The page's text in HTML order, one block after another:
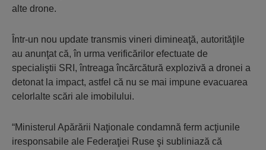
alte drone.
Într-un nou update transmis vineri dimineaţă, autorităţile
au anunţat că, în urma verificărilor efectuate de
specialiştii SRI, întreaga încărcătură explozivă a dronei a
detonat la impact, astfel că nu se mai impune evacuarea
celorlalte scări ale imobilului.
“Ministerul Apărării Naţionale condamnă ferm acţiunile
iresponsabile ale Federaţiei Ruse şi subliniază că